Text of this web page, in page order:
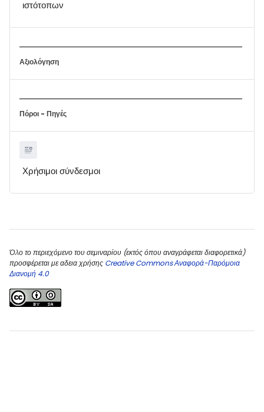
ιστότοπων
Αξιολόγηση
Πόροι - Πηγές
Χρήσιμοι σύνδεσμοι
Όλο το περιεχόμενο του σεμιναρίου (εκτός όπου αναγράφεται διαφορετικά)
προσφέρεται με αδεια χρήσης Creative Commons Αναφορά-Παρόμοια
Διανομή 4.0